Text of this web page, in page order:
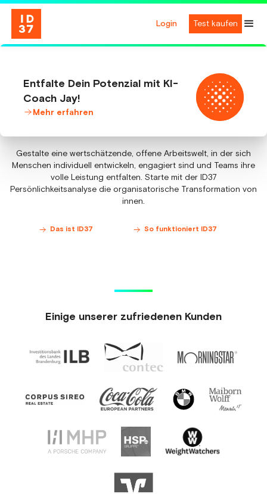
Login Test kaufen
Entfalte Dein Potenzial mit KI-
Coach Jay!
Mehr erfahren
Mehr Erfolg in der neuen
Arbeitswelt
Gestalte eine wertschätzende, offene Arbeitswelt, in der sich
Menschen individuell entwickeln, engagiert sind und Teams ihre
volle Leistung entfalten. Starte mit der ID37
Persönlichkeitsanalyse die organisatorische Transformation von
innen.
Das ist ID37 So funktioniert ID37
Einige unserer zufriedenen Kunden